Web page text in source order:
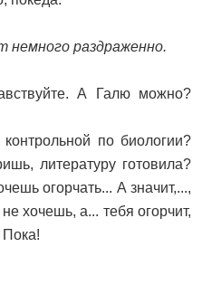
раздраженно.
А Галю можно?
по биологии?
литературу готовила?
огорчать... А значит,...,
хочешь, а... тебя огорчит,
Пока!